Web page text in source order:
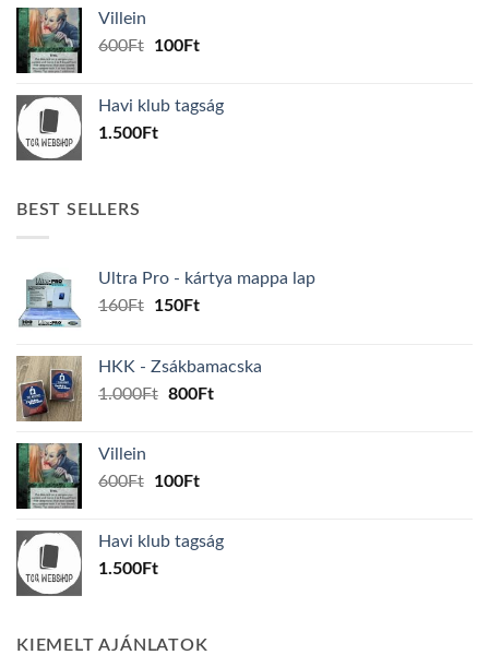
Villein
600Ft
Original
600Ft.
100FtCurrent
100Ft.
Havi klub tagság
1.500Ft
BEST SELLERS
Ultra Pro - kártya mappa lap
160Ft
Original
160Ft.
150FtCurrent
150Ft.
HKK - Zsákbamacska
1.000Ft Original
800FtCurrent
Villein
600Ft
Original
600Ft.
100FtCurrent
100Ft.
Havi klub tagság
1.500Ft
KIEMELT AJÁNLATOK